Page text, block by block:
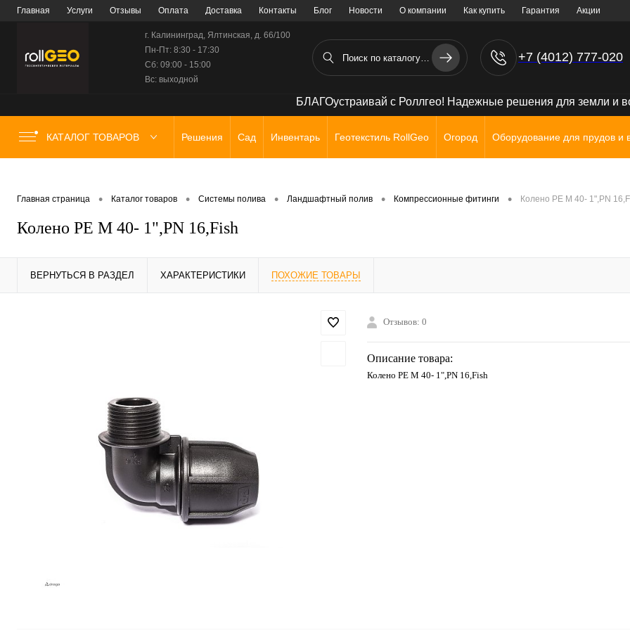
Главная Услуги Отзывы Оплата Доставка Контакты Блог Новости О компании Как купить Гарантия Акции
г. Калининград, Ялтинская, д. 66/100
Пн-Пт: 8:30 - 17:30
Сб: 09:00 - 15:00
Вс: выходной
+7 (4012) 777-020
БЛАГОустраивай с Роллгео! Надежные решения для земли и
КАТАЛОГ ТОВАРОВ Решения Сад Инвентарь Геотекстиль RollGeo Огород Оборудование для прудов и
Главная страница • Каталог товаров • Системы полива • Ландшафтный полив • Компрессионные фитинги • Колено PE М 40- 1",PN
Колено PE М 40- 1",PN 16,Fish
ВЕРНУТЬСЯ В РАЗДЕЛ ХАРАКТЕРИСТИКИ ПОХОЖИЕ ТОВАРЫ
Отзывов: 0
Описание товара:
Колено PE М 40- 1",PN 16,Fish